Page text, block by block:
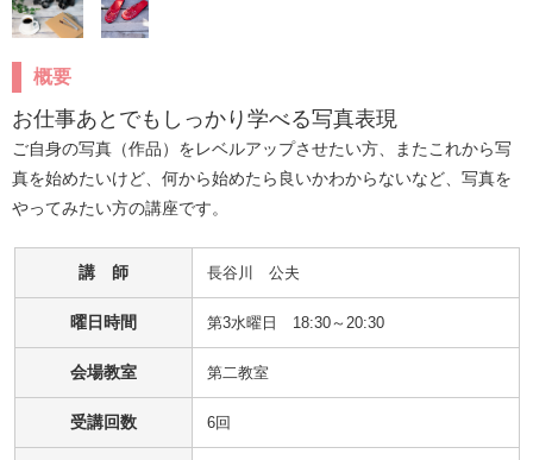
概要
お仕事あとでもしっかり学べる写真表現
ご自身の写真（作品）をレベルアップさせたい方、またこれから写
真を始めたいけど、何から始めたら良いかわからないなど、写真を
やってみたい方の講座です。
講 師 長谷川　公夫
曜日時間 第3水曜日 18:30～20:30
会場教室 第二教室
受講回数 6回